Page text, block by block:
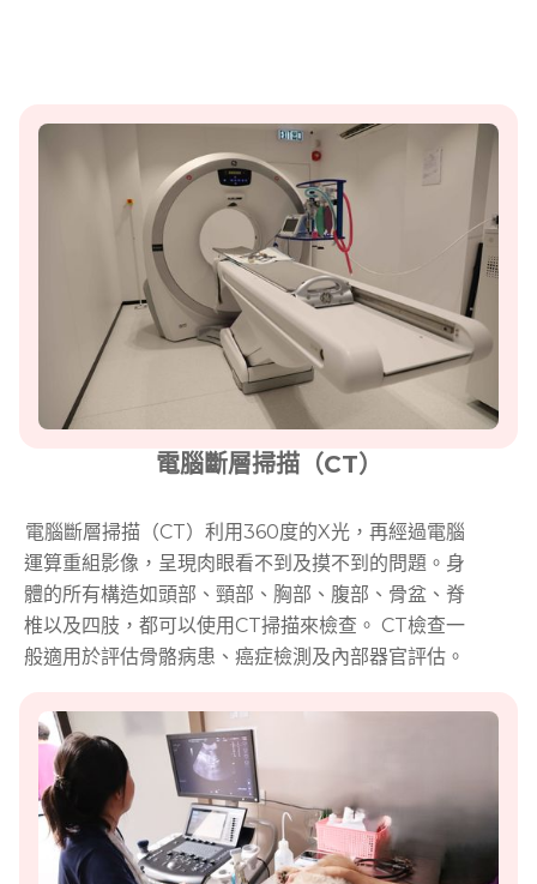
電腦斷層掃描（CT）
電腦斷層掃描（CT）利用360度的X光，再經過電腦
運算重組影像，呈現肉眼看不到及摸不到的問題。身
體的所有構造如頭部、頸部、胸部、腹部、骨盆、脊
椎以及四肢，都可以使用CT掃描來檢查。 CT檢查一
般適用於評估骨骼病患、癌症檢測及內部器官評估。